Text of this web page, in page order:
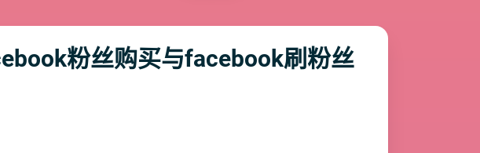
粉丝购买与facebook刷粉丝